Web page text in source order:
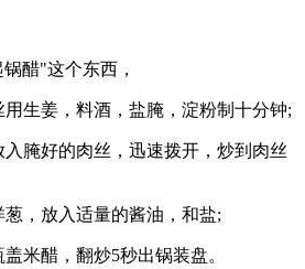
醋"这个东西，
生姜，料酒，盐腌，淀粉制十分钟;
腌好的肉丝，迅速拨开，炒到肉丝
，放入适量的酱油，和盐;
米醋，翻炒5秒出锅装盘。